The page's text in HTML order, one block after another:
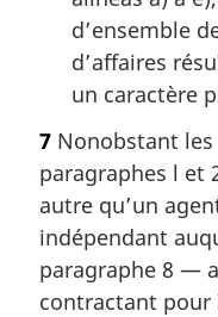
d’ensemble
d’affaires
un caractère
7 Nonobstant
paragraphes l et
autre qu’un
indépendant
paragraphe 8 —
contractant pour